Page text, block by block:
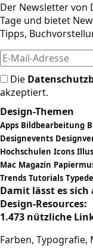
Der Newsletter von
Tage und bietet
Tipps,
Die
akzeptiert.
Design-Themen
Apps Bildbearbeitung
Designevents
Hochschulen Icons
Mac Magazin
Trends Tutorials
Damit lässt es sich
Design-Resources:
1.473 nützliche
Farben, Typografie,